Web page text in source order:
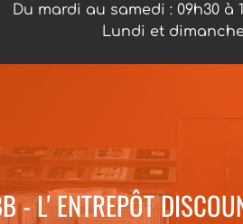
Du mardi au samedi : 09h30 à
Lundi et
- L' ENTREPÔT